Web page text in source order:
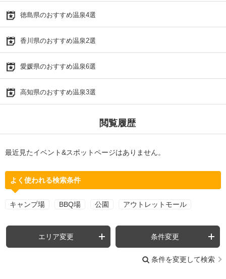
徳島県のおすすめ温泉4選
香川県のおすすめ温泉2選
愛媛県のおすすめ温泉6選
高知県のおすすめ温泉3選
閲覧履歴
最近見たイベント&スポットページはありません。
よく使われる検索条件
キャンプ場 BBQ場 公園 アウトレットモール
エリア変更 条件変更
条件を変更して検索